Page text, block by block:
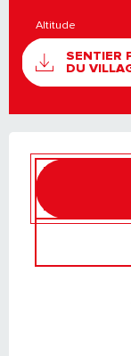
Altitude
SENTIER
DU